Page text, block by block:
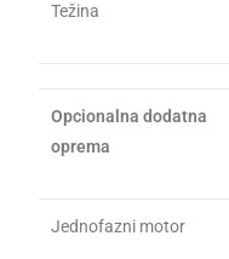
Težina
Opcionalna dodatna
oprema
Jednofazni motor